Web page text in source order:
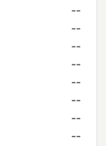
--
--
--
--
--
--
--
--